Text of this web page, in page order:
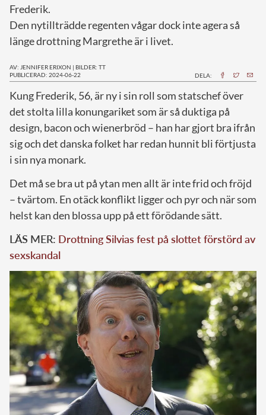
Frederik.
Den nytillträdde regenten vågar dock inte agera så
länge drottning Margrethe är i livet.
AV: JENNIFER ERIXON | BILDER: TT
PUBLICERAD: 2024-06-22
DELA:
Kung Frederik, 56, är ny i sin roll som statschef över
det stolta lilla konungariket som är så duktiga på
design, bacon och wienerbröd – han har gjort bra ifrån
sig och det danska folket har redan hunnit bli förtjusta
i sin nya monark.
Det må se bra ut på ytan men allt är inte frid och fröjd
– tvärtom. En otäck konflikt ligger och pyr och när som
helst kan den blossa upp på ett förödande sätt.
LÄS MER: Drottning Silvias fest på slottet förstörd av
sexskandal